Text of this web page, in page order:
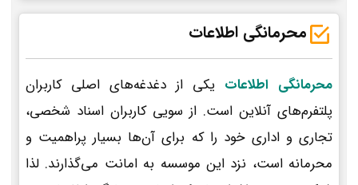
محرمانگی اطلاعات
محرمانگی اطلاعات یکی از دغدغه‌های اصلی کاربران
پلتفرم‌های آنلاین است. از سویی کاربران اسناد شخصی،
تجاری و اداری خود را که برای آن‌ها بسیار پراهمیت و
محرمانه است، نزد این موسسه به امانت می‌گذارند. لذا